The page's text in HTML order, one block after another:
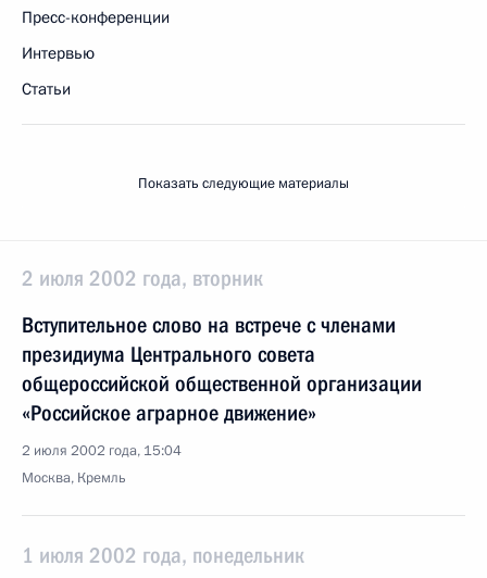
Пресс-конференции
Интервью
Статьи
Показать следующие материалы
2 июля 2002 года, вторник
Вступительное слово на встрече с членами
президиума Центрального совета
общероссийской общественной организации
«Российское аграрное движение»
2 июля 2002 года, 15:04
Москва, Кремль
1 июля 2002 года, понедельник